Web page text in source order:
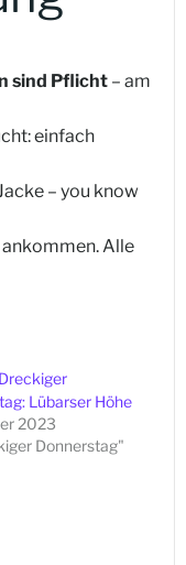
sind Pflicht – am
einfach
– you know
Alle
Lübarser Höhe
2023
Donnerstag"